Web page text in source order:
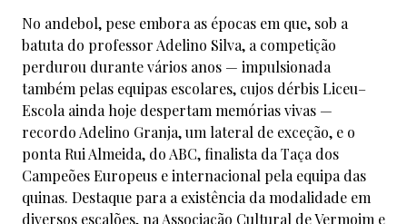
No andebol, pese embora as épocas em que, sob a
batuta do professor Adelino Silva, a competição
perdurou durante vários anos — impulsionada
também pelas equipas escolares, cujos dérbis Liceu–
Escola ainda hoje despertam memórias vivas —
recordo Adelino Granja, um lateral de exceção, e o
ponta Rui Almeida, do ABC, finalista da Taça dos
Campeões Europeus e internacional pela equipa das
quinas. Destaque para a existência da modalidade em
diversos escalões, na Associação Cultural de Vermoim e